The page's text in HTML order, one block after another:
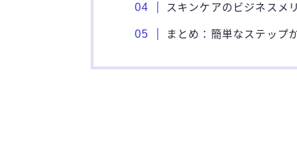
スキンケアのビジネスメ
まとめ：簡単なステップ